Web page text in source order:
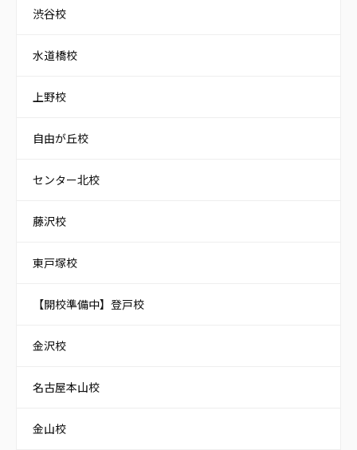
渋谷校
水道橋校
上野校
自由が丘校
センター北校
藤沢校
東戸塚校
【開校準備中】登戸校
金沢校
名古屋本山校
金山校